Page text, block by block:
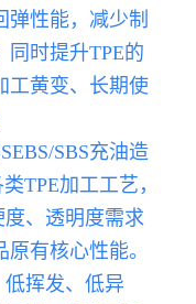
弹性能，减少制
同时提升TPE的
工黄变、长期使
SBS充油造
TPE加工工艺，
、透明度需求
有核心性能。
低挥发、低异